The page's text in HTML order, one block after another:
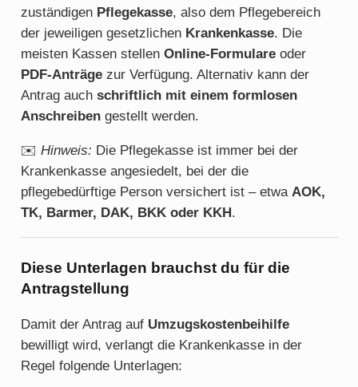
zuständigen Pflegekasse, also dem Pflegebereich
der jeweiligen gesetzlichen Krankenkasse. Die
meisten Kassen stellen Online-Formulareoder
PDF-Anträgezur Verfügung. Alternativ kann der
Antrag auch schriftlich mit einem formlosen
Anschreibengestellt werden.
✉️ Hinweis: Die Pflegekasse ist immer bei der
Krankenkasse angesiedelt, bei der die
pflegebedürftige Person versichert ist – etwa AOK,
TK, Barmer, DAK, BKK oder KKH.
Diese Unterlagen brauchst du für die
Antragstellung
Damit der Antrag auf Umzugskostenbeihilfe
bewilligt wird, verlangt die Krankenkasse in der
Regel folgende Unterlagen: